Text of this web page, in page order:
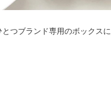
つブランド専用のボックス